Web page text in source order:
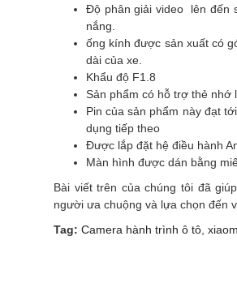
Độ phân giải video lên đến
nắng.
ống kính được sản xuất có
dài của xe.
Khẩu độ F1.8
Sản phẩm có hỗ trợ thẻ nhớ
Pin của sản phẩm này đạt
dụng tiếp theo
Được lắp đặt hệ điều hành
Màn hình được dán bằng
Bài viết trên của chúng tôi đã
người ưa chuộng và lựa chọn đến
Tag: Camera hành trình ô tô